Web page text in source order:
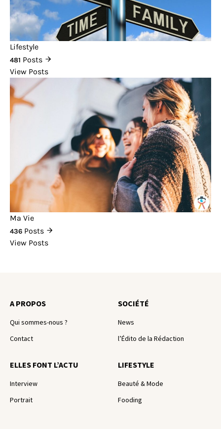
Lifestyle
481 Posts
View Posts
Ma Vie
436 Posts
View Posts
A PROPOS
Qui sommes-nous ?
Contact
SOCIÉTÉ
News
l’Édito de la Rédaction
ELLES FONT L’ACTU
Interview
Portrait
LIFESTYLE
Beauté & Mode
Fooding